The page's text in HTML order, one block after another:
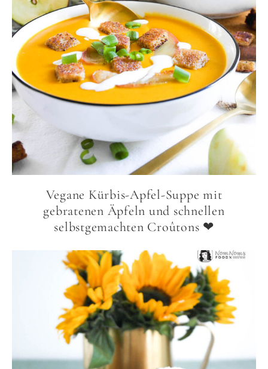
Vegane Kürbis-Apfel-Suppe mit
gebratenen Äpfeln und schnellen
selbstgemachten Croûtons ❤